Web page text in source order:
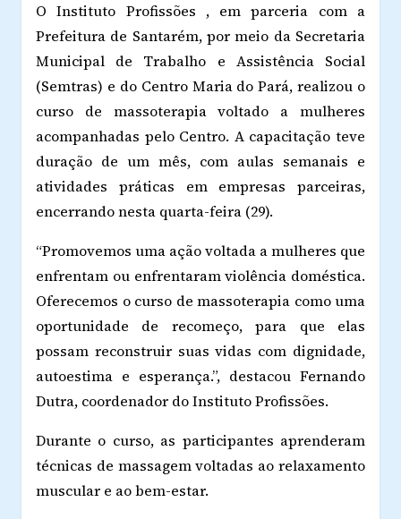
O Instituto Profissões , em parceria com a
Prefeitura de Santarém, por meio da Secretaria
Municipal de Trabalho e Assistência Social
(Semtras) e do Centro Maria do Pará, realizou o
curso de massoterapia voltado a mulheres
acompanhadas pelo Centro. A capacitação teve
duração de um mês, com aulas semanais e
atividades práticas em empresas parceiras,
encerrando nesta quarta-feira (29).
“Promovemos uma ação voltada a mulheres que
enfrentam ou enfrentaram violência doméstica.
Oferecemos o curso de massoterapia como uma
oportunidade de recomeço, para que elas
possam reconstruir suas vidas com dignidade,
autoestima e esperança.”, destacou Fernando
Dutra, coordenador do Instituto Profissões.
Durante o curso, as participantes aprenderam
técnicas de massagem voltadas ao relaxamento
muscular e ao bem-estar.